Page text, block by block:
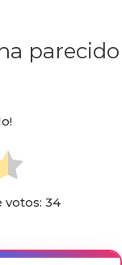
parecido
votos: 34